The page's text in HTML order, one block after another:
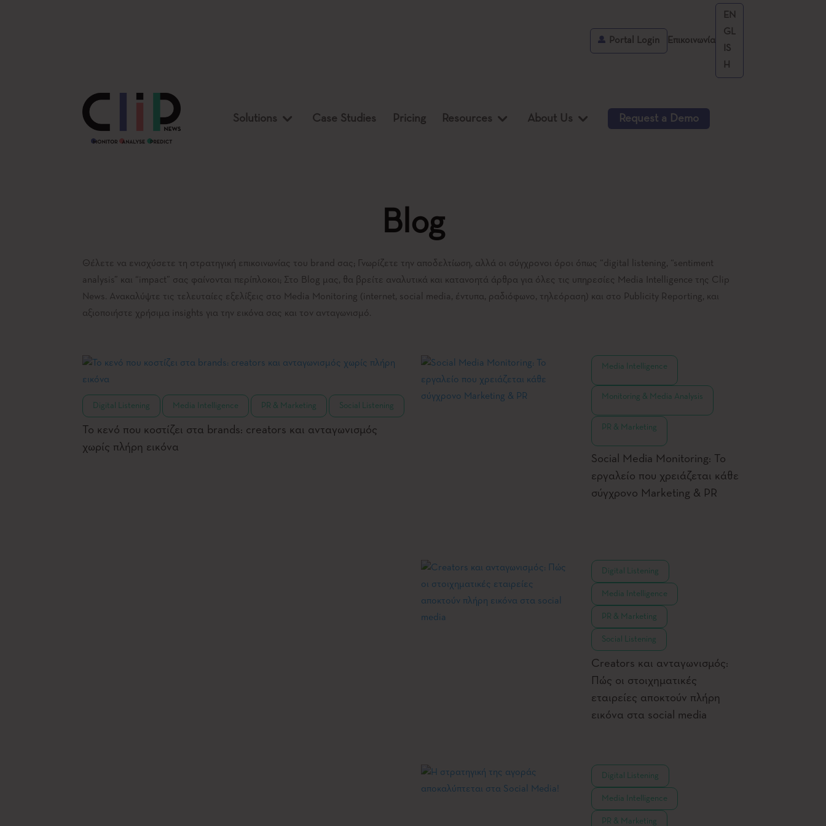
Portal Login Επικοινωνία
EN
GL
IS
H
Solutions Case Studies Pricing Resources About Us Request a Demo
Blog
Θέλετε να ενισχύσετε τη στρατηγική επικοινωνίας του brand σας; Γνωρίζετε την αποδελτίωση, αλλά οι σύγχρονοι όροι όπως “digital listening, “sentiment
analysis” και “impact” σας φαίνονται περίπλοκοι; Στο Blog μας, θα βρείτε αναλυτικά και κατανοητά άρθρα για όλες τις υπηρεσίες Media Intelligence της Clip
News. Ανακαλύψτε τις τελευταίες εξελίξεις στο Media Monitoring (internet, social media, έντυπα, ραδιόφωνο, τηλεόραση) και στο Publicity Reporting, και
αξιοποιήστε χρήσιμα insights για την εικόνα σας και τον ανταγωνισμό.
Το κενό που κοστίζει στα brands: creators και ανταγωνισμός
χωρίς πλήρη εικόνα
Digital Listening Media Intelligence PR & Marketing Social Listening
Social Media Monitoring: Το
εργαλείο που χρειάζεται κάθε
σύγχρονο Marketing & PR
Media Intelligence
Monitoring & Media Analysis
PR & Marketing
Creators και ανταγωνισμός:
Πώς οι στοιχηματικές
εταιρείες αποκτούν πλήρη
εικόνα στα social media
Digital Listening
Media Intelligence
PR & Marketing
Social Listening
Digital Listening
Media Intelligence
PR & Marketing